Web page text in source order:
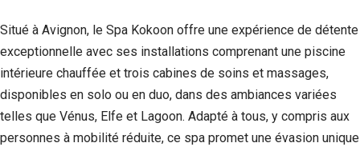
Situé à Avignon, le Spa Kokoon offre une expérience de détente
exceptionnelle avec ses installations comprenant une piscine
intérieure chauffée et trois cabines de soins et massages,
disponibles en solo ou en duo, dans des ambiances variées
telles que Vénus, Elfe et Lagoon. Adapté à tous, y compris aux
personnes à mobilité réduite, ce spa promet une évasion unique